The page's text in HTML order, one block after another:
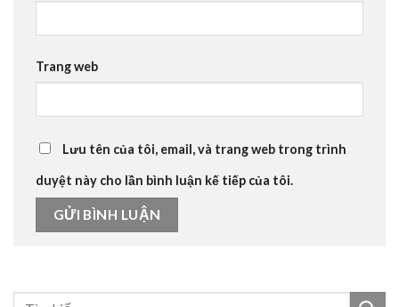
Trang web
Lưu tên của tôi, email, và trang web trong trình
duyệt này cho lần bình luận kế tiếp của tôi.